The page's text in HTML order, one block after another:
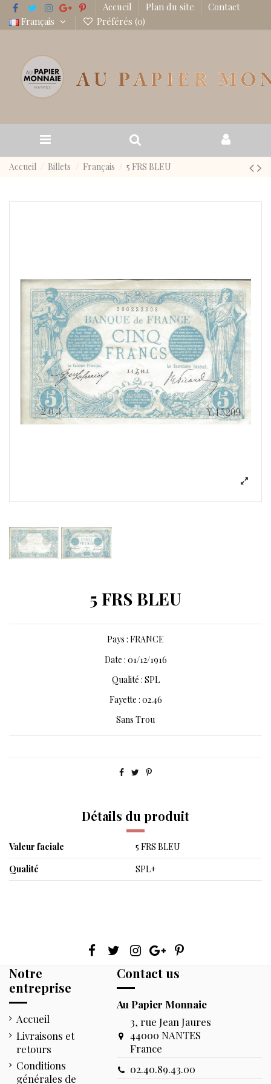
Accueil Plan du site
Contact
Français
Préférés (0)
Accueil Billets Français 5 FRS BLEU
5 FRS BLEU
Pays : FRANCE
Date : 01/12/1916
Qualité : SPL
Fayette : 02.46
Sans Trou
Détails du produit
Valeur faciale
5 FRS BLEU
Qualité
SPL+
Notre
entreprise
Accueil
Livraisons et
retours
Conditions
générales de
Contact us
Au Papier Monnaie
3, rue Jean Jaures
44000 NANTES
France
02.40.89.43.00